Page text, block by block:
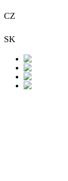
CZ
SK